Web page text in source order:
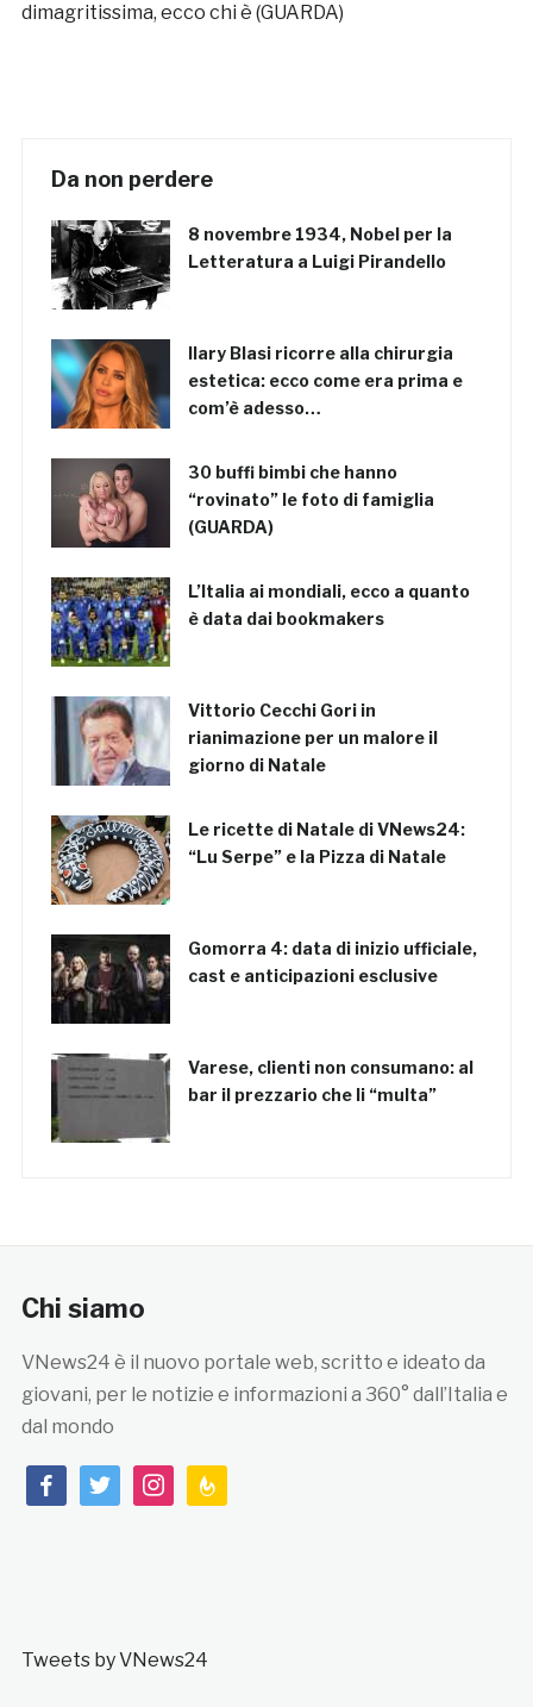
dimagritissima, ecco chi è (GUARDA)
Da non perdere
8 novembre 1934, Nobel per la
Letteratura a Luigi Pirandello
Ilary Blasi ricorre alla chirurgia
estetica: ecco come era prima e
com’è adesso…
30 buffi bimbi che hanno
“rovinato” le foto di famiglia
(GUARDA)
L’Italia ai mondiali, ecco a quanto
è data dai bookmakers
Vittorio Cecchi Gori in
rianimazione per un malore il
giorno di Natale
Le ricette di Natale di VNews24:
“Lu Serpe” e la Pizza di Natale
Gomorra 4: data di inizio ufficiale,
cast e anticipazioni esclusive
Varese, clienti non consumano: al
bar il prezzario che li “multa”
Chi siamo
VNews24 è il nuovo portale web, scritto e ideato da
giovani, per le notizie e informazioni a 360° dall’Italia e
dal mondo
facebooktwitterinstagramfeedburner
Tweets by VNews24